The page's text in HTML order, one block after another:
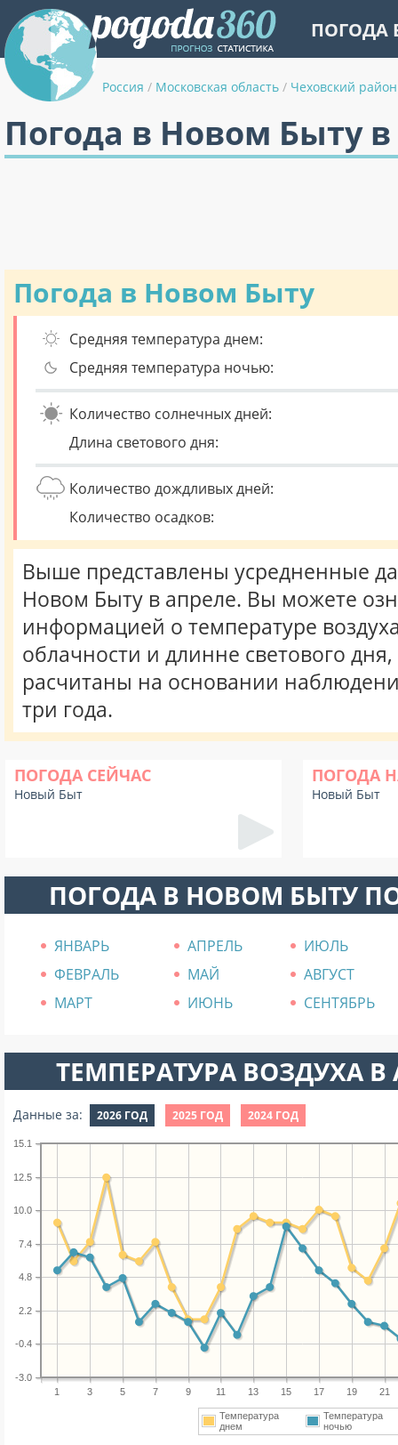
ПОГОДА
Россия / Московская область / Чеховский район
Погода в Новом Быту
Погода в Новом Быту
Средняя температура днем:
Средняя температура ночью:
Количество солнечных дней:
Длина светового дня:
Количество дождливых дней:
Количество осадков:
Выше представлены усредненные
Новом Быту в апреле. Вы можете
информацией о температуре
облачности и длинне светового
расчитаны на основании
три года.
ПОГОДА СЕЙЧАС
Новый Быт
ПОГОДА
Новый Быт
ПОГОДА В НОВОМ БЫТУ
ЯНВАРЬ АПРЕЛЬ
ИЮЛЬ
ФЕВРАЛЬ
МАЙ
АВГУСТ
МАРТ
ИЮНЬ СЕНТЯБРЬ
ТЕМПЕРАТУРА ВОЗДУХА В
Данные за: 2026 ГОД 2025 ГОД 2024 ГОД
1 3 5 7 9 11 13 15 17 19 21
-3.0
-0.4
2.2
4.8
7.4
10.0
12.5
15.1
Температура
днем
Температура
ночью